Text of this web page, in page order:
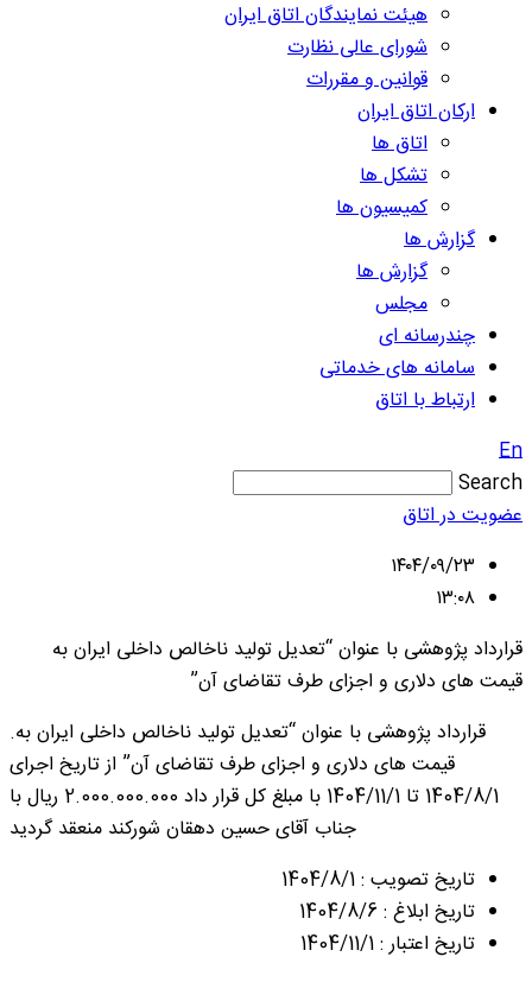
هیئت نمایندگان اتاق ایران
شورای عالی نظارت
قوانین و مقررات
ارکان اتاق ایران
اتاق ها
تشکل ها
کمیسیون ها
گزارش ها
گزارش ها
مجلس
چندرسانه ای
سامانه های خدماتی
ارتباط با اتاق
En
Search
عضویت در اتاق
۱۴۰۴/۰۹/۲۳
۱۳:۰۸
قرارداد پژوهشی با عنوان “تعدیل تولید ناخالص داخلی ایران به
قیمت های دلاری و اجزای طرف تقاضای آن”
.قرارداد پژوهشی با عنوان “تعدیل تولید ناخالص داخلی ایران به
قیمت های دلاری و اجزای طرف تقاضای آن” از تاریخ اجرای
1404/8/1 تا 1404/11/1 با مبلغ کل قرار داد 2.000.000.000 ریال با
جناب آقای حسین دهقان شورکند منعقد گردید
تاریخ تصویب : 1404/8/1
تاریخ ابلاغ : 1404/8/6
تاریخ اعتبار : 1404/11/1